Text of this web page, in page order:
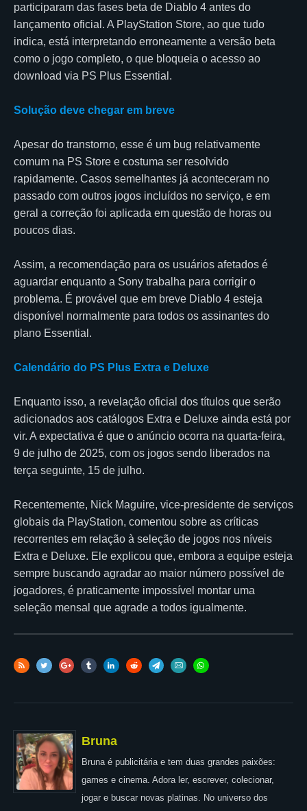
participaram das fases beta de Diablo 4 antes do
lançamento oficial. A PlayStation Store, ao que tudo
indica, está interpretando erroneamente a versão beta
como o jogo completo, o que bloqueia o acesso ao
download via PS Plus Essential.
Solução deve chegar em breve
Apesar do transtorno, esse é um bug relativamente
comum na PS Store e costuma ser resolvido
rapidamente. Casos semelhantes já aconteceram no
passado com outros jogos incluídos no serviço, e em
geral a correção foi aplicada em questão de horas ou
poucos dias.
Assim, a recomendação para os usuários afetados é
aguardar enquanto a Sony trabalha para corrigir o
problema. É provável que em breve Diablo 4 esteja
disponível normalmente para todos os assinantes do
plano Essential.
Calendário do PS Plus Extra e Deluxe
Enquanto isso, a revelação oficial dos títulos que serão
adicionados aos catálogos Extra e Deluxe ainda está por
vir. A expectativa é que o anúncio ocorra na quarta-feira,
9 de julho de 2025, com os jogos sendo liberados na
terça seguinte, 15 de julho.
Recentemente, Nick Maguire, vice-presidente de serviços
globais da PlayStation, comentou sobre as críticas
recorrentes em relação à seleção de jogos nos níveis
Extra e Deluxe. Ele explicou que, embora a equipe esteja
sempre buscando agradar ao maior número possível de
jogadores, é praticamente impossível montar uma
seleção mensal que agrade a todos igualmente.
Bruna
Bruna é publicitária e tem duas grandes paixões:
games e cinema. Adora ler, escrever, colecionar,
jogar e buscar novas platinas. No universo dos